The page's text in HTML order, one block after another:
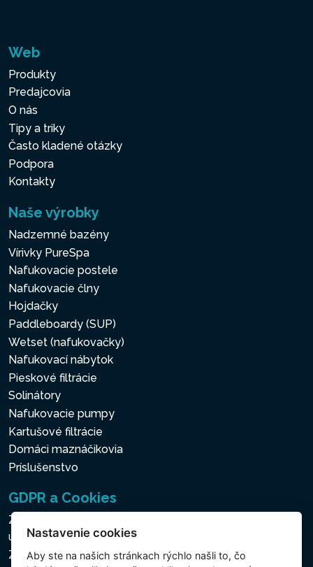
Web
Produkty
Predajcovia
O nás
Tipy a triky
Často kladené otázky
Podpora
Kontakty
Naše výrobky
Nadzemné bazény
Vírivky PureSpa
Nafukovacie postele
Nafukovacie člny
Hojdačky
Paddleboardy (SUP)
Wetset (nafukovačky)
Nafukovací nábytok
Pieskové filtrácie
Solinátory
Nafukovacie pumpy
Kartušové filtrácie
Domáci maznáčikovia
Príslušenstvo
GDPR a Cookies
Zásady ochrany osobných a ďalších spracovávaných
údajov
Zásady používania súborov cookies
Nastavenie cookies
Aby ste na našich stránkach rýchlo našli to, čo